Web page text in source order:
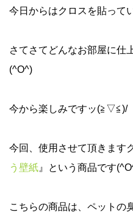
今日からはクロスを貼って
さてさてどんなお部屋に仕
(^O^)
今から楽しみですッ(≧▽≦)/
今回、使用させて頂きます
う壁紙 』という商品です
こちらの商品は、ペットの